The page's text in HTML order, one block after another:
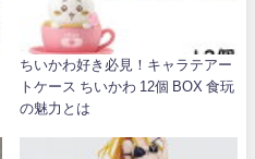
ちいかわ好き必見！キャラテアー
トケース ちいかわ 12個 BOX 食玩
の魅力とは